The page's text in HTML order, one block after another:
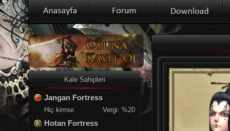
Kale Sahipleri
Jangan Fortress
Hiç kimse Vergi: %20
Hotan Fortress